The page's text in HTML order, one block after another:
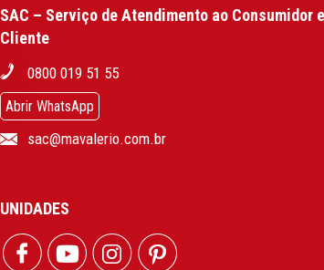
SAC – Serviço de Atendimento ao Consumidor e
Cliente
0800 019 51 55
Abrir WhatsApp
sac@mavalerio.com.br
UNIDADES